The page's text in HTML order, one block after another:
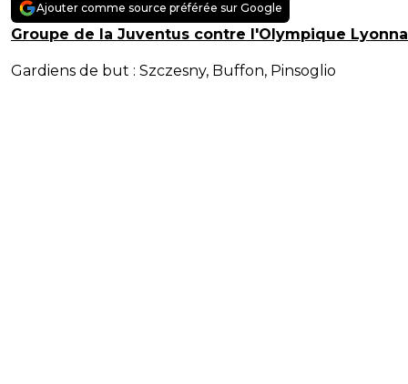
Ajouter comme source préférée sur Google
Groupe de la Juventus contre l'Olympique
Gardiens de but : Szczesny, Buffon, Pinsoglio